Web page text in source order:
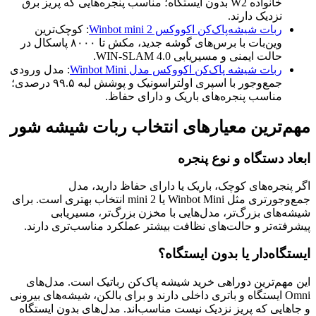
خانواده W2 بدون ایستگاه؛ مناسب پنجره‌هایی که پریز برق
نزدیک دارند.
ربات شیشه‌پاک‌کن اکووکس Winbot mini 2
: کوچک‌ترین
وین‌بات با برس‌های گوشه جدید، مکش تا ۸۰۰۰ پاسکال در
حالت ایمنی و مسیریابی WIN-SLAM 4.0.
ربات شیشه ‌پاک‌کن اکووکس مدل Winbot Mini
: مدل ورودی
جمع‌وجور با اسپری اولتراسونیک و پوشش لبه ۹۹.۵ درصدی؛
مناسب پنجره‌های باریک و دارای حفاظ.
مهم‌ترین معیارهای انتخاب ربات شیشه شور
ابعاد دستگاه و نوع پنجره
اگر پنجره‌های کوچک، باریک یا دارای حفاظ دارید، مدل
جمع‌وجورتری مثل Winbot Mini یا mini 2 انتخاب بهتری است. برای
شیشه‌های بزرگ‌تر، مدل‌هایی با مخزن بزرگ‌تر، مسیریابی
پیشرفته‌تر و حالت‌های نظافت بیشتر عملکرد مناسب‌تری دارند.
ایستگاه‌دار یا بدون ایستگاه؟
این مهم‌ترین دوراهی خرید شیشه پاک‌کن رباتیک است. مدل‌های
Omni ایستگاه و باتری داخلی دارند و برای بالکن، شیشه‌های بیرونی
و جاهایی که پریز نزدیک نیست مناسب‌اند. مدل‌های بدون ایستگاه